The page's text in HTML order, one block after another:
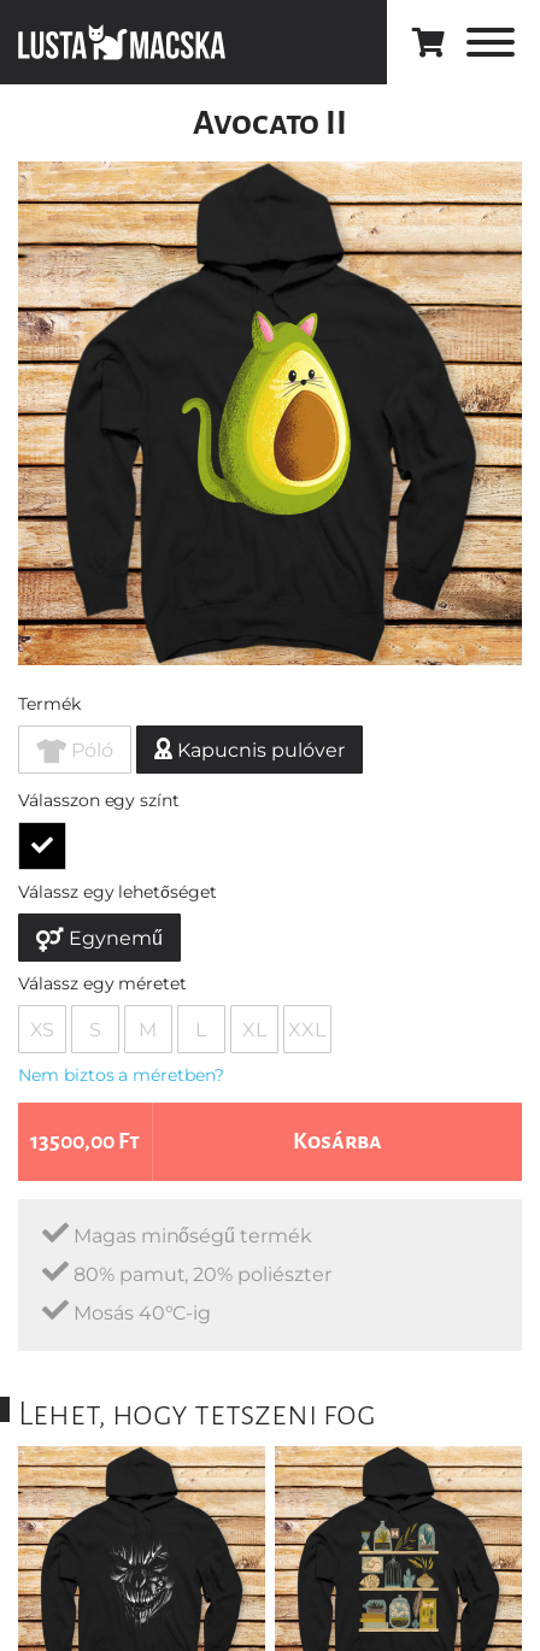
Avocato II
Termék
Póló Kapucnis pulóver
Válasszon egy színt
Válassz egy lehetőséget
Egynemű
Válassz egy méretet
XS S M L XL XXL
Nem biztos a méretben?
13500,00 Ft Kosárba
Magas minőségű termék
80% pamut, 20% poliészter
Mosás 40°C-ig
Lehet, hogy tetszeni fog